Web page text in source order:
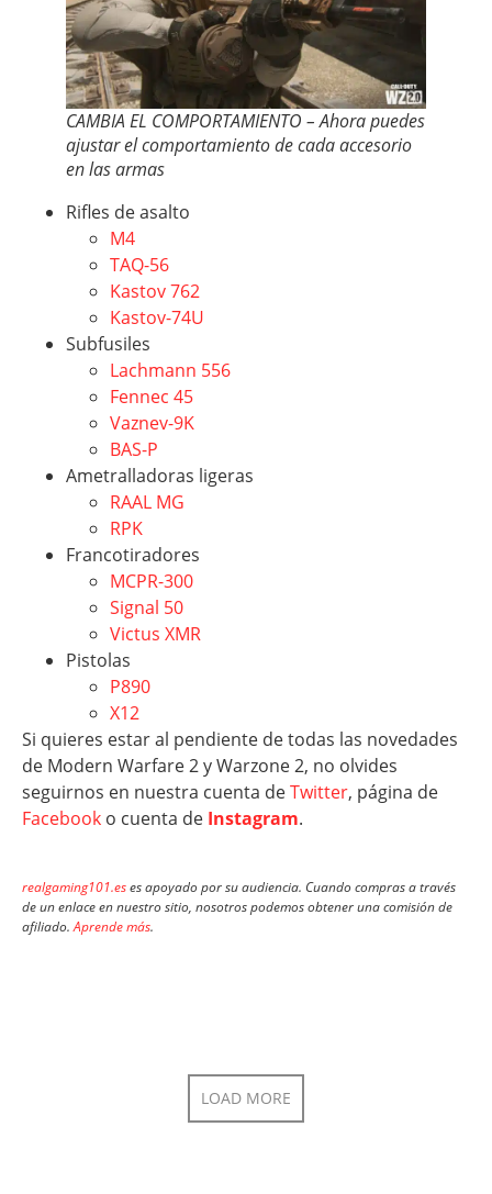
CAMBIA EL COMPORTAMIENTO – Ahora puedes
ajustar el comportamiento de cada accesorio
en las armas
Rifles de asalto
M4
TAQ-56
Kastov 762
Kastov-74U
Subfusiles
Lachmann 556
Fennec 45
Vaznev-9K
BAS-P
Ametralladoras ligeras
RAAL MG
RPK
Francotiradores
MCPR-300
Signal 50
Victus XMR
Pistolas
P890
X12
Si quieres estar al pendiente de todas las novedades
de Modern Warfare 2 y Warzone 2, no olvides
seguirnos en nuestra cuenta deTwitter, página de
Facebook o cuenta de Instagram.
realgaming101.eses apoyado por su audiencia. Cuando compras a través
de un enlace en nuestro sitio, nosotros podemos obtener una comisión de
afiliado.Aprende más.
LOAD MORE